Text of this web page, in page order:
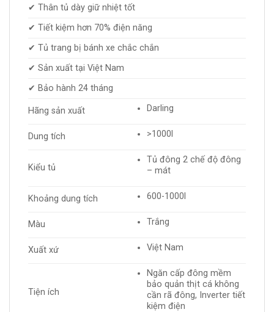
✔ Thân tủ dày giữ nhiệt tốt
✔ Tiết kiệm hơn 70% điện năng
✔ Tủ trang bị bánh xe chắc chắn
✔ Sản xuất tại Việt Nam
✔ Bảo hành 24 tháng
Hãng sản xuất Darling
Dung tích >1000l
Kiểu tủ
Tủ đông 2 chế độ đông
– mát
Khoảng dung tích 600-1000l
Màu Trắng
Xuất xứ Việt Nam
Tiện ích
Ngăn cấp đông mềm
bảo quản thịt cá không
cần rã đông, Inverter tiết
kiệm điện